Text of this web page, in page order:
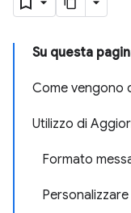
Su questa
Come vengono
Utilizzo di
Formato